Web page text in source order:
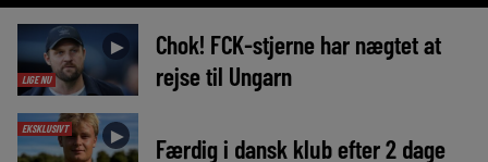
LIGE NU
►
Chok! FCK-stjerne har nægtet at
rejse til Ungarn
EKSKLUSIVT ► Færdig i dansk klub efter 2 dage